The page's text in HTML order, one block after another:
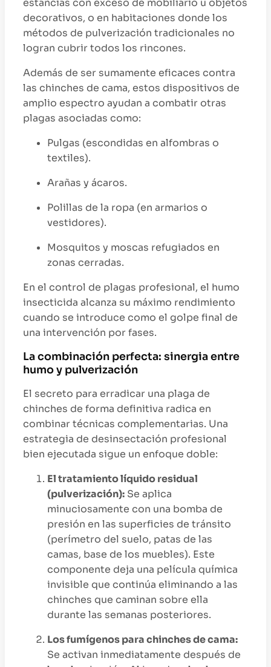
estancias con exceso de mobiliario u objetos
decorativos, o en habitaciones donde los
métodos de pulverización tradicionales no
logran cubrir todos los rincones.
Además de ser sumamente eficaces contra
las chinches de cama, estos dispositivos de
amplio espectro ayudan a combatir otras
plagas asociadas como:
Pulgas (escondidas en alfombras o
textiles).
Arañas y ácaros.
Polillas de la ropa (en armarios o
vestidores).
Mosquitos y moscas refugiados en
zonas cerradas.
En el control de plagas profesional, el humo
insecticida alcanza su máximo rendimiento
cuando se introduce como el golpe final de
una intervención por fases.
La combinación perfecta: sinergia entre
humo y pulverización
El secreto para erradicar una plaga de
chinches de forma definitiva radica en
combinar técnicas complementarias. Una
estrategia de desinsectación profesional
bien ejecutada sigue un enfoque doble:
El tratamiento líquido residual
(pulverización): Se aplica
minuciosamente con una bomba de
presión en las superficies de tránsito
(perímetro del suelo, patas de las
camas, base de los muebles). Este
componente deja una película química
invisible que continúa eliminando a las
chinches que caminan sobre ella
durante las semanas posteriores.
Los fumígenos para chinches de cama:
Se activan inmediatamente después de